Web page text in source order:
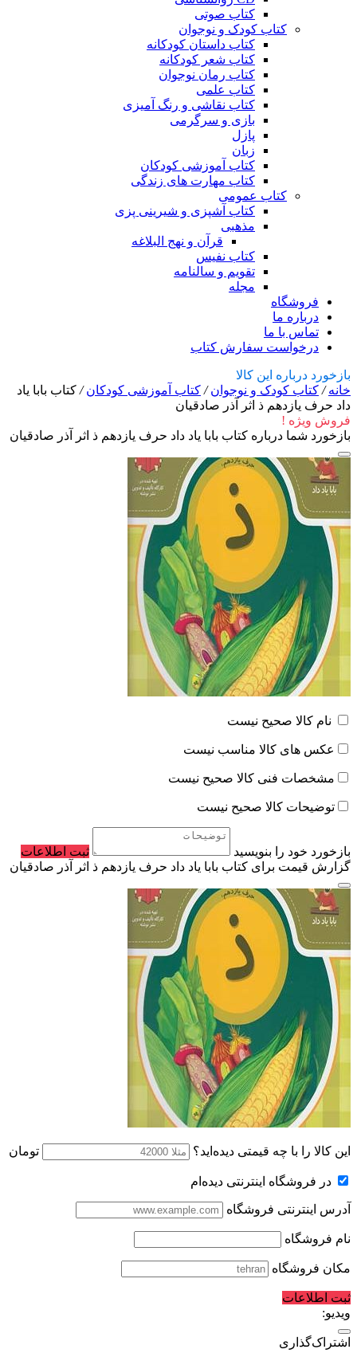
کتاب صوتی
کتاب کودک و نوجوان
کتاب داستان کودکانه
کتاب شعر کودکانه
کتاب رمان نوجوان
کتاب علمی
کتاب نقاشی و رنگ آمیزی
بازی و سرگرمی
پازل
زبان
کتاب آموزشی کودکان
کتاب مهارت های زندگی
کتاب عمومی
کتاب آشپزی و شیرینی پزی
مذهبی
قرآن و نهج البلاغه
کتاب نفیس
تقویم و سالنامه
مجله
فروشگاه
درباره ما
تماس با ما
درخواست سفارش کتاب
بازخورد درباره این کالا
خانه/ کتاب کودک و نوجوان/ کتاب آموزشی کودکان/ کتاب بابا یاد
داد حرف یازدهم ذ اثر آذر صادقیان
فروش ویژه !
بازخورد شما درباره کتاب بابا یاد داد حرف یازدهم ذ اثر آذر صادقیان
نام کالا صحیح نیست
عکس های کالا مناسب نیست
مشخصات فنی کالا صحیح نیست
توضیحات کالا صحیح نیست
بازخورد خود را بنویسید
ثبت اطلاعات
گزارش قیمت برای کتاب بابا یاد داد حرف یازدهم ذ اثر آذر صادقیان
این کالا را با چه قیمتی دیده‌اید؟ تومان
در فروشگاه اینترنتی دیده‌ام
آدرس اینترنتی فروشگاه
نام فروشگاه
مکان فروشگاه
ثبت اطلاعات
ویدیو:
اشتراک‌گذاری